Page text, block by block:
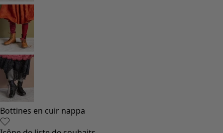
À pois
Vêtements bio
Un design suédois
Robes en jersey
Vêtements bohèmes
Des vêtements pour les soirées fraîches
Vêtements à motif
Coton
Coton biologique
Maillots de bain et vêtements de plage
Vêtements de fête